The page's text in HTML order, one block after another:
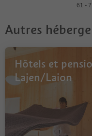
61 -
Autres
Hôtels et
Lajen/Laion